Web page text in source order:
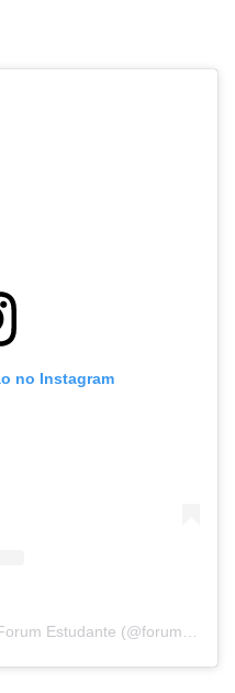
no Instagram
Uma publicação partilhada por Forum Estudante (@forumestudante)